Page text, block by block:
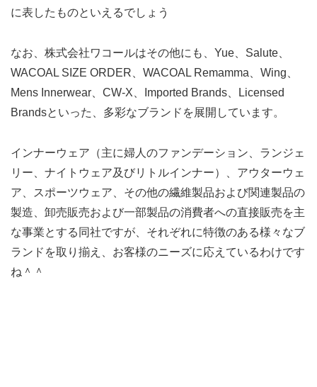
に表したものといえるでしょう
なお、株式会社ワコールはその他にも、Yue、Salute、
WACOAL SIZE ORDER、WACOAL Remamma、Wing、
Mens Innerwear、CW-X、Imported Brands、Licensed
Brandsといった、多彩なブランドを展開しています。
インナーウェア（主に婦人のファンデーション、ランジェ
リー、ナイトウェア及びリトルインナー）、アウターウェ
ア、スポーツウェア、その他の繊維製品および関連製品の
製造、卸売販売および一部製品の消費者への直接販売を主
な事業とする同社ですが、それぞれに特徴のある様々なブ
ランドを取り揃え、お客様のニーズに応えているわけです
ね＾＾